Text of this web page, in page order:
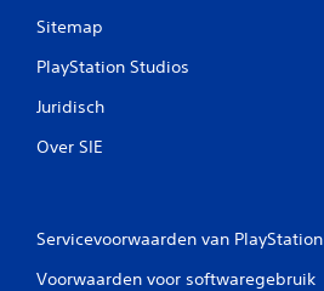
z
o
i
l
Sitemap
PlayStation Studios
Juridisch
Over SIE
Servicevoorwaarden van PlayStation
Voorwaarden voor softwaregebruik